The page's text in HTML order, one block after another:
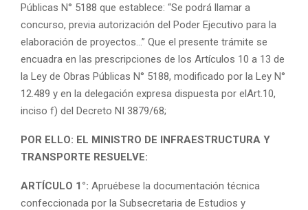
Públicas N° 5188 que establece: “Se podrá llamar a
concurso, previa autorización del Poder Ejecutivo para la
elaboración de proyectos…” Que el presente trámite se
encuadra en las prescripciones de los Artículos 10 a 13 de
la Ley de Obras Públicas N° 5188, modificado por la Ley N°
12.489 y en la delegación expresa dispuesta por elArt.10,
inciso f) del Decreto NI 3879/68;
POR ELLO: EL MINISTRO DE INFRAESTRUCTURA Y
TRANSPORTE RESUELVE:
ARTÍCULO 1°: Apruébese la documentación técnica
confeccionada por la Subsecretaria de Estudios y